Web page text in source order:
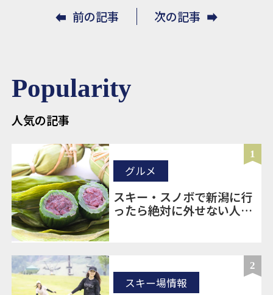
前の記事 次の記事
Popularity
人気の記事
1
スキー・スノボで新潟に行
ったら絶対に外せない人気
グルメ
2
スキー場情報